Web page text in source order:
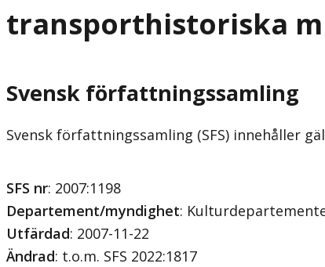
transporthistoriska
Svensk författningssamling
Svensk författningssamling (SFS) innehåller
SFS nr: 2007:1198
Departement/myndighet:
Utfärdad: 2007-11-22
Ändrad: t.o.m. SFS 2022:1817